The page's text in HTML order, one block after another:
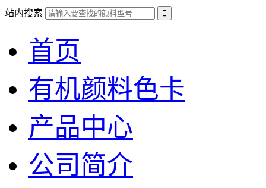
站内搜索
首页
有机颜料色卡
产品中心
公司简介